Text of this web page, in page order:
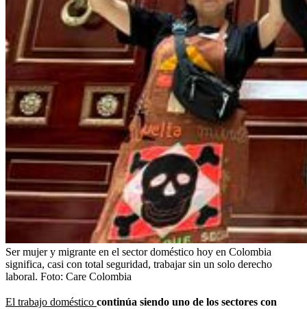
Ser mujer y migrante en el sector doméstico hoy en Colombia
significa, casi con total seguridad, trabajar sin un solo derecho
laboral. Foto: Care Colombia
El trabajo doméstico continúa siendo uno de los sectores con